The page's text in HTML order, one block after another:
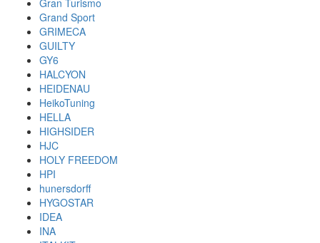
Gran Turismo
Grand Sport
GRIMECA
GUILTY
GY6
HALCYON
HEIDENAU
HeikoTuning
HELLA
HIGHSIDER
HJC
HOLY FREEDOM
HPI
hunersdorff
HYGOSTAR
IDEA
INA